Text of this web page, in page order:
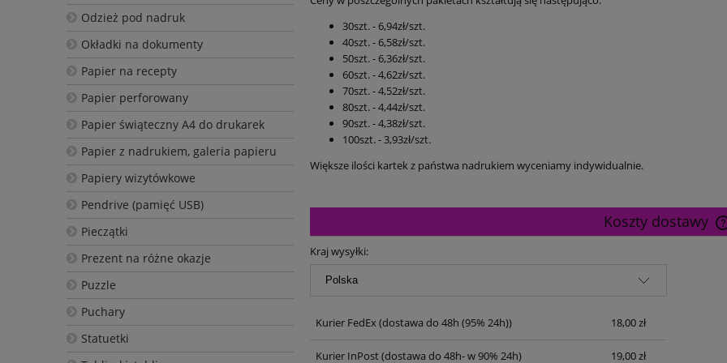
Odzież pod nadruk
Okładki na dokumenty
Papier na recepty
Papier perforowany
Papier świąteczny A4 do drukarek
Papier z nadrukiem, galeria papieru
Papiery wizytówkowe
Pendrive (pamięć USB)
Pieczątki
Prezent na różne okazje
Puzzle
Puchary
Statuetki
30szt. - 6,94zł/szt.
40szt. - 6,58zł/szt.
50szt. - 6,36zł/szt.
60szt. - 4,62zł/szt.
70szt. - 4,52zł/szt.
80szt. - 4,44zł/szt.
90szt. - 4,38zł/szt.
100szt. - 3,93zł/szt.
Większe ilości kartek z państwa nadrukiem wyceniamy indywidualnie.
Koszty dostawy
Kraj wysyłki:
Kurier FedEx(dostawa do 48h (95% 24h)) 18,00 zł
Kurier InPost(dostawa do 48h- w 90% 24h) 19,00 zł